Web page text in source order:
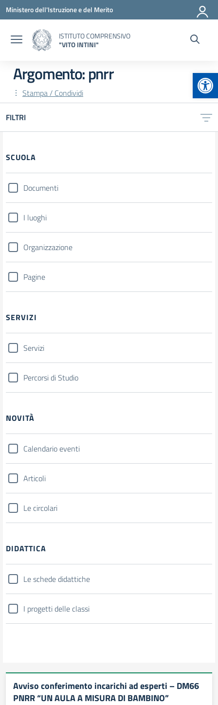
Vai ai contenuti
Vai al menu di navigazione
Vai al footer
Ministero dell'Istruzione e del Merito
ISTITUTO COMPRENSIVO
"VITO INTINI"
Argomento: pnrr
Stampa / Condividi
FILTRI
Filtri
SCUOLA
Documenti
I luoghi
Organizzazione
Pagine
SERVIZI
Servizi
Percorsi di Studio
NOVITÀ
Calendario eventi
Articoli
Le circolari
DIDATTICA
Le schede didattiche
I progetti delle classi
Avviso conferimento incarichi ad esperti – DM66
PNRR “UN AULA A MISURA DI BAMBINO”